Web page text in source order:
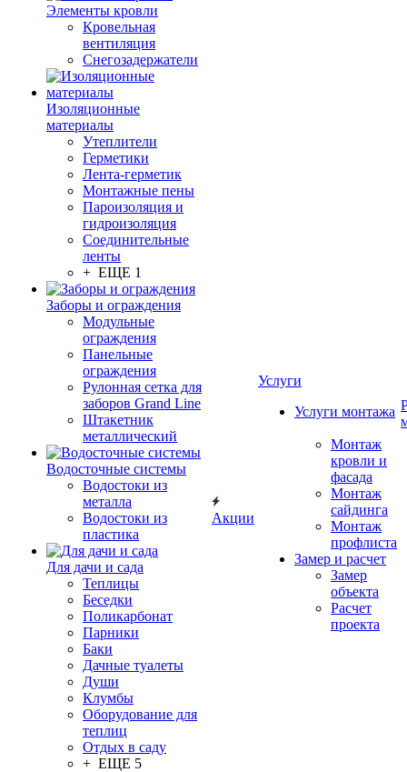
Элементы кровли
Кровельная
вентиляция
Снегозадержатели
Изоляционные
материалы
Утеплители
Герметики
Лента-герметик
Монтажные пены
Пароизоляция и
гидроизоляция
Соединительные
ленты
+ ЕЩЕ 1
Заборы и ограждения
Модульные
ограждения
Панельные
ограждения
Рулонная сетка для
заборов Grand Line
Штакетник
металлический
Водосточные системы
Водостоки из
металла
Водостоки из
пластика
Для дачи и сада
Теплицы
Беседки
Поликарбонат
Парники
Баки
Дачные туалеты
Души
Клумбы
Оборудование для
теплиц
Отдых в саду
+ ЕЩЕ 5
Акции
Услуги
Услуги монтажа
Монтаж
кровли и
фасада
Монтаж
сайдинга
Монтаж
профлиста
Замер и расчет
Замер
объекта
Расчет
проекта